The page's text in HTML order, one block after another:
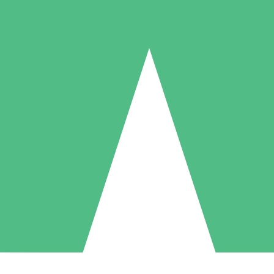
Individuelle Credit-Pakete
nach Bedarf mit Download-Credits. Keine monatliche Verpflichtung